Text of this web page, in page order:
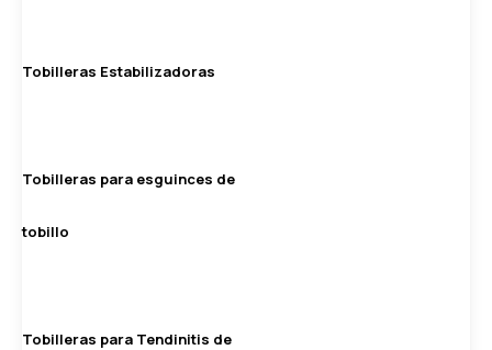
Tobilleras Estabilizadoras
Tobilleras para esguinces de
tobillo
Tobilleras para Tendinitis de